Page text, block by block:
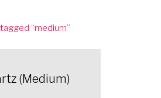
“medium”
(Medium)